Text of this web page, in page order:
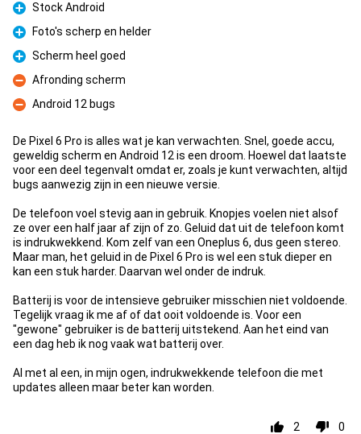
Pour
Stock Android
Pour
Foto's scherp en helder
Pour
Scherm heel goed
Contre
Afronding scherm
Contre
Android 12 bugs
De Pixel 6 Pro is alles wat je kan verwachten. Snel, goede accu,
geweldig scherm en Android 12 is een droom. Hoewel dat laatste
voor een deel tegenvalt omdat er, zoals je kunt verwachten, altijd
bugs aanwezig zijn in een nieuwe versie.
De telefoon voel stevig aan in gebruik. Knopjes voelen niet alsof
ze over een half jaar af zijn of zo. Geluid dat uit de telefoon komt
is indrukwekkend. Kom zelf van een Oneplus 6, dus geen stereo.
Maar man, het geluid in de Pixel 6 Pro is wel een stuk dieper en
kan een stuk harder. Daarvan wel onder de indruk.
Batterij is voor de intensieve gebruiker misschien niet voldoende.
Tegelijk vraag ik me af of dat ooit voldoende is. Voor een
"gewone" gebruiker is de batterij uitstekend. Aan het eind van
een dag heb ik nog vaak wat batterij over.
Al met al een, in mijn ogen, indrukwekkende telefoon die met
updates alleen maar beter kan worden.
2 0